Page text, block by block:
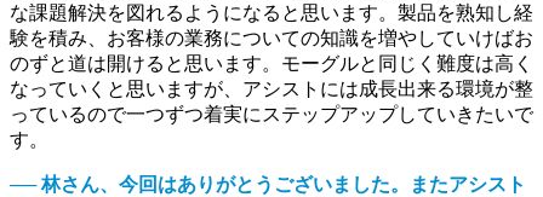
な課題解決を図れるようになると思います。製品を熟知し経
験を積み、お客様の業務についての知識を増やしていけばお
のずと道は開けると思います。モーグルと同じく難度は高く
なっていくと思いますが、アシストには成長出来る環境が整
っているので一つずつ着実にステップアップしていきたいで
す。
── 林さん、今回はありがとうございました。またアシスト